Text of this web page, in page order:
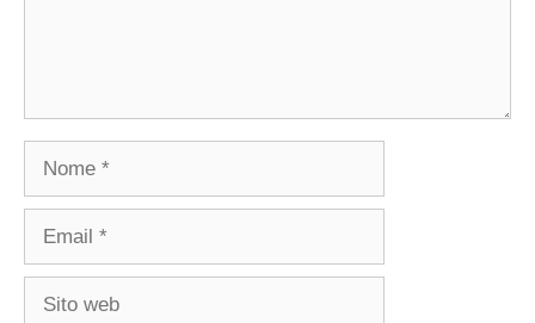
Nome
Email
Sito